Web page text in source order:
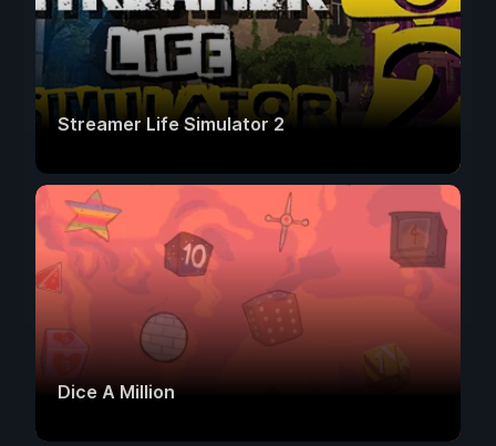
Streamer Life Simulator 2
Dice A Million